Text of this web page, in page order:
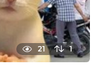
21 1